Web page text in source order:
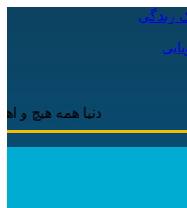
دنیا همه هیچ و اهل